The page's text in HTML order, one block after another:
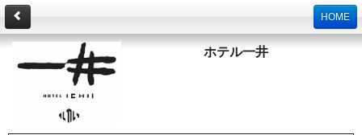
HOME
ホテル一井